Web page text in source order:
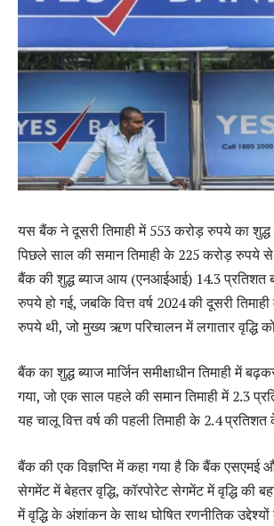
यस बैंक ने दूसरी तिमाही में 553 करोड़ रुपये का शुद्ध
पिछले साल की समान तिमाही के 225 करोड़ रुपये
बैंक की शुद्ध ब्याज आय (एनआईआई) 14.3 प्रतिशत
रुपये हो गई, जबकि वित्त वर्ष 2024 की दूसरी
रुपये थी, जो मुख्य ऋण परिचालन में लगातार वृद्धि को
बैंक का शुद्ध ब्याज मार्जिन समीक्षाधीन तिमाही में
गया, जो एक साल पहले की समान तिमाही में 2.3
यह चालू वित्त वर्ष की पहली तिमाही के 2.4 प्रतिशत
बैंक की एक विज्ञप्ति में कहा गया है कि बैंक एसएमई
सेगमेंट में बेहतर वृद्धि, कॉरपोरेट सेगमेंट में वृद्धि की
में वृद्धि के अंशांकन के साथ घोषित रणनीतिक